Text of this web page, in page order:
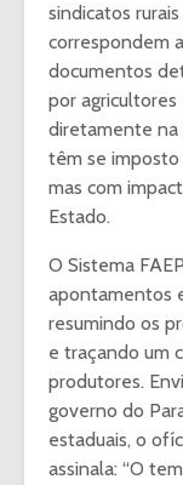
sindicatos
correspondem
documentos
por agricultores
diretamente na
têm se imposto
mas com
Estado.
O Sistema
apontamentos
resumindo os
e traçando um
produtores.
governo do
estaduais, o
assinala: “O